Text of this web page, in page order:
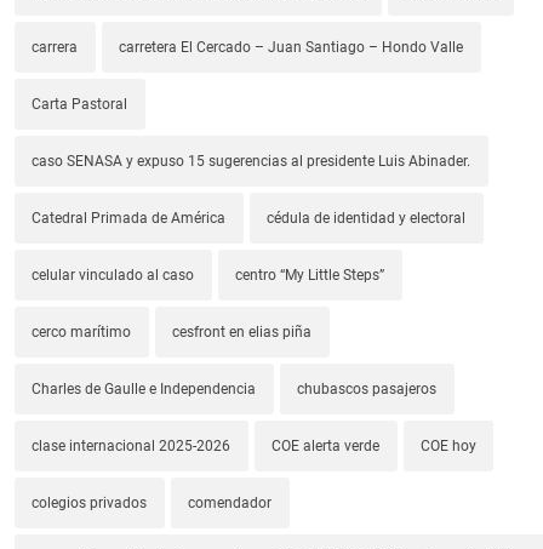
carrera carretera El Cercado – Juan Santiago – Hondo Valle
Carta Pastoral
caso SENASA y expuso 15 sugerencias al presidente Luis Abinader.
Catedral Primada de América cédula de identidad y electoral
celular vinculado al caso centro “My Little Steps”
cerco marítimo cesfront en elias piña
Charles de Gaulle e Independencia chubascos pasajeros
clase internacional 2025-2026 COE alerta verde COE hoy
colegios privados comendador